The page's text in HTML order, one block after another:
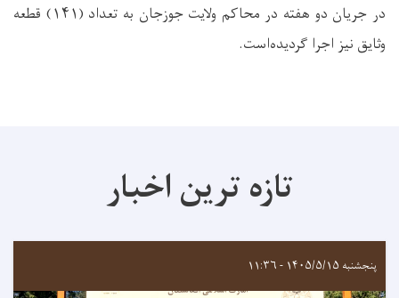
در جريان دو هفته در محاکم ولايت جوزجان به تعداد (۱۴۱) قطعه
وثايق نیز اجرا گرديده‌است.
تازه ترین اخبار
پنجشنبه ۱۴۰۵/۵/۱۵ - ۱۱:۳۶